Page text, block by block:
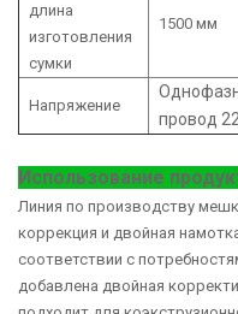
длина
изготовления
сумки
1500 мм
Напряжение
провод
Использование
Линия по производству
коррекция и двойная
соответствии с
добавлена двойная